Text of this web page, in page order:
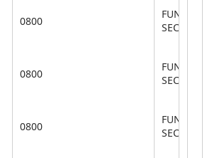
0800
FUNDO
0800
FUNDO
0800
FUNDO